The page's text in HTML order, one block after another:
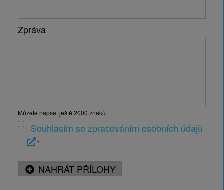
pomůžeme s výběrem nebo objednávkou.
Vsaďte na českou kvalitu a profesionální přístup
firmy Alcetrum s.r.o. a věřte, že budete spokojeni!
Zpráva
Můžete napsat ještě 2000 znaků.
Souhlasím se zpracováním osobních údajů
*
NAHRÁT PŘÍLOHY